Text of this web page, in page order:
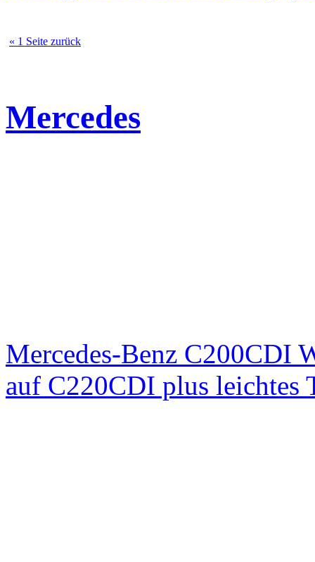
« 1 Seite zurück
Mercedes
Mercedes-Benz C200CDI
auf C220CDI plus